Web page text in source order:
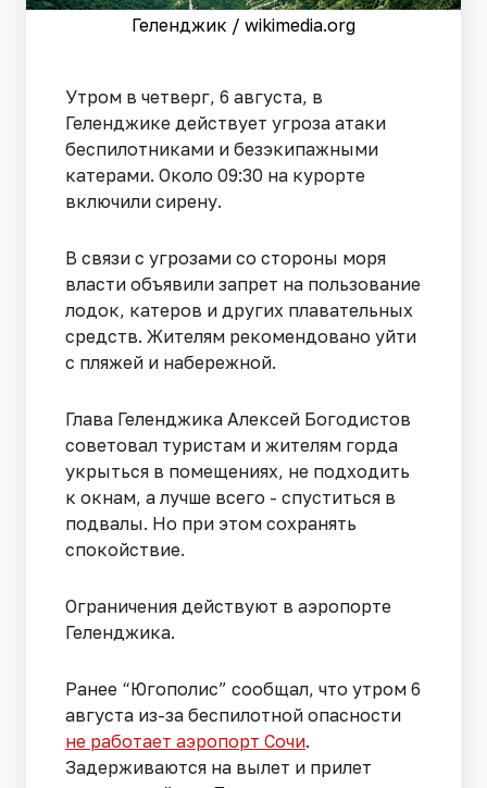
Геленджик / wikimedia.org
Утром в четверг, 6 августа, в
Геленджике действует угроза атаки
беспилотниками и безэкипажными
катерами. Около 09:30 на курорте
включили сирену.
В связи с угрозами со стороны моря
власти объявили запрет на пользование
лодок, катеров и других плавательных
средств. Жителям рекомендовано уйти
с пляжей и набережной.
Глава Геленджика Алексей Богодистов
советовал туристам и жителям горда
укрыться в помещениях, не подходить
к окнам, а лучше всего - спуститься в
подвалы. Но при этом сохранять
спокойствие.
Ограничения действуют в аэропорте
Геленджика.
Ранее “Югополис” сообщал, что утром 6
августа из-за беспилотной опасности
не работает аэропорт Сочи.
Задерживаются на вылет и прилет